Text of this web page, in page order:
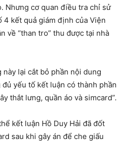
Nhưng cơ quan điều tra chỉ sử
4 kết quả giám định của Viện
về “than tro” thu được tại nhà
lại cắt bỏ phần nội dung
yếu tố kết luận có thành phần
thắt lưng, quần áo và simcard”.
kết luận Hồ Duy Hải đã đốt
sau khi gây án để che giấu